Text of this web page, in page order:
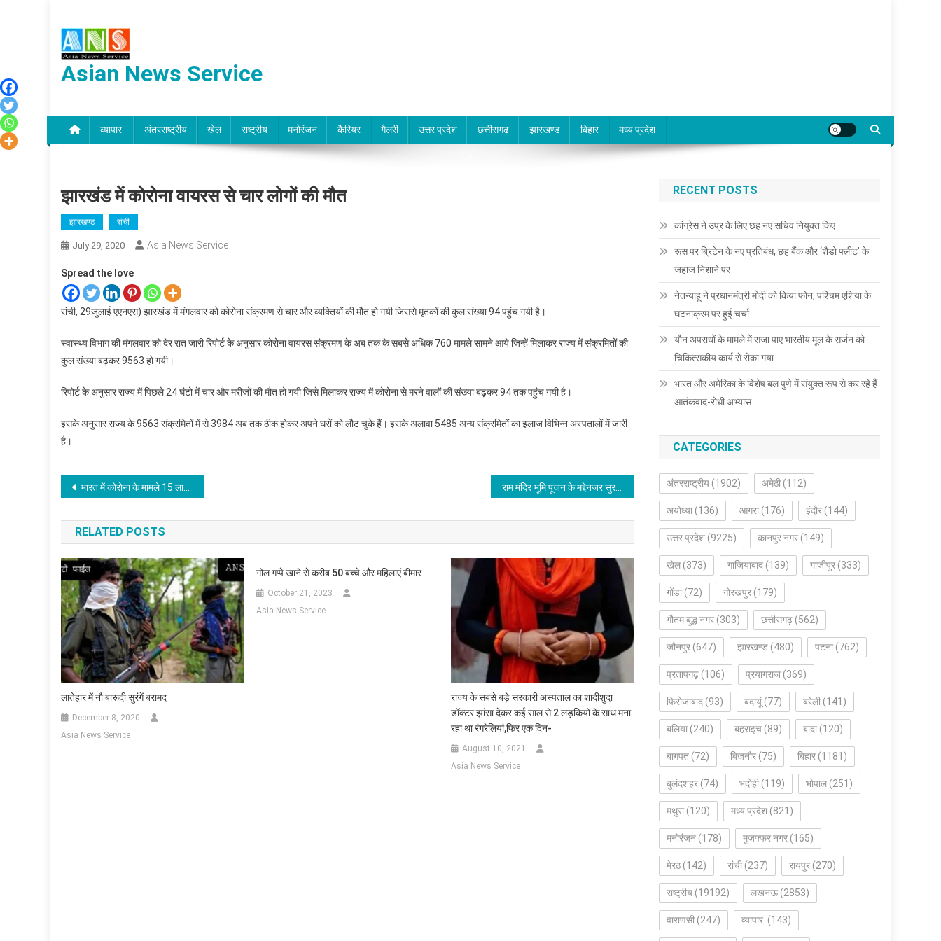
content
Asian News Service
व्यापार अंतरराष्ट्रीय खेल राष्ट्रीय मनोरंजन कैरियर गैलरी उत्तर प्रदेश छत्तीसगढ़ झारखण्ड बिहार मध्य प्रदेश
झारखंड में कोरोना वायरस से चार लोगों की मौत
झारखण्ड रांची
July 29, 2020 Asia News Service
Spread the love
रांची, 29जुलाई एएनएस) झारखंड में मंगलवार को कोरोना संक्रमण से चार और व्यक्तियों की मौत हो गयी जिससे मृतकों की कुल संख्या 94 पहुंच गयी है।
स्वास्थ्य विभाग की मंगलवार को देर रात जारी रिपोर्ट के अनुसार कोरोना वायरस संक्रमण के अब तक के सबसे अधिक 760 मामले सामने आये जिन्हें मिलाकर राज्य में संक्रमितों की
कुल संख्या बढ़कर 9563 हो गयी।
रिपोर्ट के अनुसार राज्य में पिछले 24 घंटो में चार और मरीजों की मौत हो गयी जिसे मिलाकर राज्य में कोरोना से मरने वालों की संख्या बढ़कर 94 तक पहुंच गयी है।
इसके अनुसार राज्य के 9563 संक्रमितों में से 3984 अब तक ठीक होकर अपने घरों को लौट चुके हैं। इसके अलावा 5485 अन्य संक्रमितों का इलाज विभिन्न अस्पतालों में जारी
है।
Post
navigation
भारत में कोरोना के मामले 15 लाख के पार राम मंदिर भूमि पूजन के मद्देनजर सुरक्षा कड़ी
RELATED POSTS
लातेहार में नौ बारूदी सुरंगें बरामद
December 8, 2020
Asia News Service
गोल गप्पे खाने से करीब 50 बच्चे और महिलाएं बीमार
October 21, 2023
Asia News Service
राज्य के सबसे बड़े सरकारी अस्पताल का शादीशुदा
डॉक्टर झांसा देकर कई साल से 2 लड़कियों के साथ मना
रहा था रंगरेलियां,फिर एक दिन-
August 10, 2021
Asia News Service
RECENT POSTS
कांग्रेस ने उप्र के लिए छह नए सचिव नियुक्त किए
रूस पर ब्रिटेन के नए प्रतिबंध, छह बैंक और ‘शैडो फ्लीट’ के
जहाज निशाने पर
नेतन्याहू ने प्रधानमंत्री मोदी को किया फोन, पश्चिम एशिया के
घटनाक्रम पर हुई चर्चा
यौन अपराधों के मामले में सजा पाए भारतीय मूल के सर्जन को
चिकित्सकीय कार्य से रोका गया
भारत और अमेरिका के विशेष बल पुणे में संयुक्त रूप से कर रहे हैं
आतंकवाद-रोधी अभ्यास
CATEGORIES
अंतरराष्ट्रीय (1902) अमेठी (112)
अयोध्या (136) आगरा (176) इंदौर (144)
उत्तर प्रदेश (9225) कानपुर नगर (149)
खेल (373) गाजियाबाद (139) गाजीपुर (333)
गोंडा (72) गोरखपुर (179)
गौतम बुद्ध नगर (303) छत्तीसगढ़ (562)
जौनपुर (647) झारखण्ड (480) पटना (762)
प्रतापगढ़ (106) प्रयागराज (369)
फिरोजाबाद (93) बदायूं (77) बरेली (141)
बलिया (240) बहराइच (89) बांदा (120)
बागपत (72) बिजनौर (75) बिहार (1181)
बुलंदशहर (74) भदोही (119) भोपाल (251)
मथुरा (120) मध्य प्रदेश (821)
मनोरंजन (178) मुजफ्फर नगर (165)
मेरठ(142) रांची (237) रायपुर (270)
राष्ट्रीय (19192) लखनऊ(2853)
वाराणसी (247) व्यापार (143)